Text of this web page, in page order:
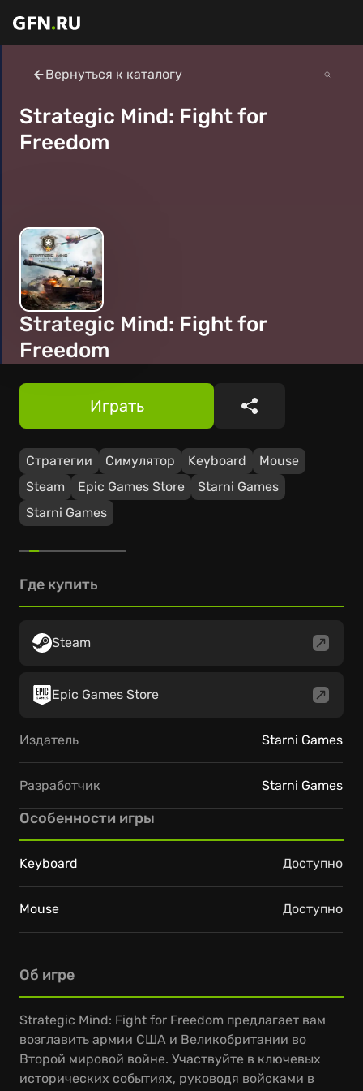
Вернуться к каталогу
Strategic Mind: Fight for
Freedom
Strategic Mind: Fight for
Freedom
Стратегии Симулятор Keyboard
Mouse
Steam
Epic Games Store
Starni Games
Starni Games
Играть Поделиться
Об игре
Strategic Mind: Fight for Freedom предлагает вам
возглавить армии США и Великобритании во
Второй мировой войне. Участвуйте в ключевых
исторических событиях, руководя войсками в
Где купить
Steam
Epic Games Store
Издатель Starni Games
Разработчик Starni Games
Особенности игры
Keyboard Доступно
Mouse Доступно